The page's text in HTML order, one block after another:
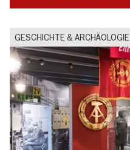
GESCHICHTE & ARCHÄOLOGIE